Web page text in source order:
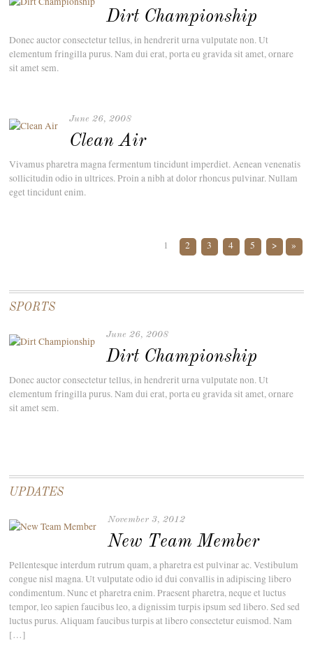
Dirt Championship
Donec auctor consectetur tellus, in hendrerit urna vulputate non. Ut
elementum fringilla purus. Nam dui erat, porta eu gravida sit amet, ornare
sit amet sem.
June 26, 2008
Clean Air
Vivamus pharetra magna fermentum tincidunt imperdiet. Aenean venenatis
sollicitudin odio in ultrices. Proin a nibh at dolor rhoncus pulvinar. Nullam
eget tincidunt enim.
1 2 3 4 5 > »
SPORTS
June 26, 2008
Dirt Championship
Donec auctor consectetur tellus, in hendrerit urna vulputate non. Ut
elementum fringilla purus. Nam dui erat, porta eu gravida sit amet, ornare
sit amet sem.
UPDATES
November 3, 2012
New Team Member
Pellentesque interdum rutrum quam, a pharetra est pulvinar ac. Vestibulum
congue nisl magna. Ut vulputate odio id dui convallis in adipiscing libero
condimentum. Nunc et pharetra enim. Praesent pharetra, neque et luctus
tempor, leo sapien faucibus leo, a dignissim turpis ipsum sed libero. Sed sed
luctus purus. Aliquam faucibus turpis at libero consectetur euismod. Nam
[…]